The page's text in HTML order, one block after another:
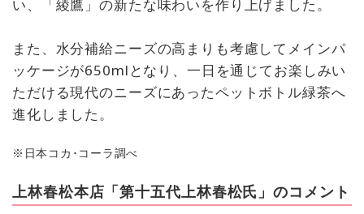
い、「綾鷹」の新たな味わいを作り上げました。
また、水分補給ニーズの高まりも考慮してメインパ
ッケージが650mlとなり、一日を通じてお楽しみい
ただける現代のニーズにあったペットボトル緑茶へ
進化しました。
※日本コカ･コーラ調べ
上林春松本店「第十五代上林春松氏」のコメント